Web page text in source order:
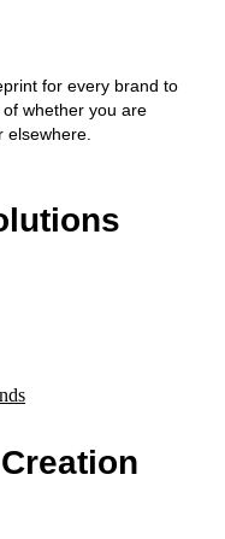
for every brand to
whether you are